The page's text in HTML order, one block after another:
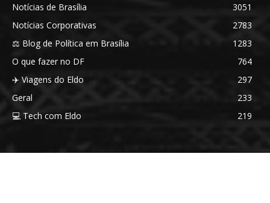
Notícias de Brasília
3051
Notícias Corporativas
2783
⚖️ Blog de Política em Brasília
1283
O que fazer no DF
764
✈️ Viagens do Eldo
297
Geral
233
💻 Tech com Eldo
219